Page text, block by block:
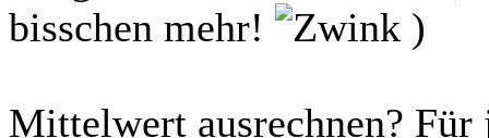
bisschen mehr!
)
Mittelwert ausrechnen? Für